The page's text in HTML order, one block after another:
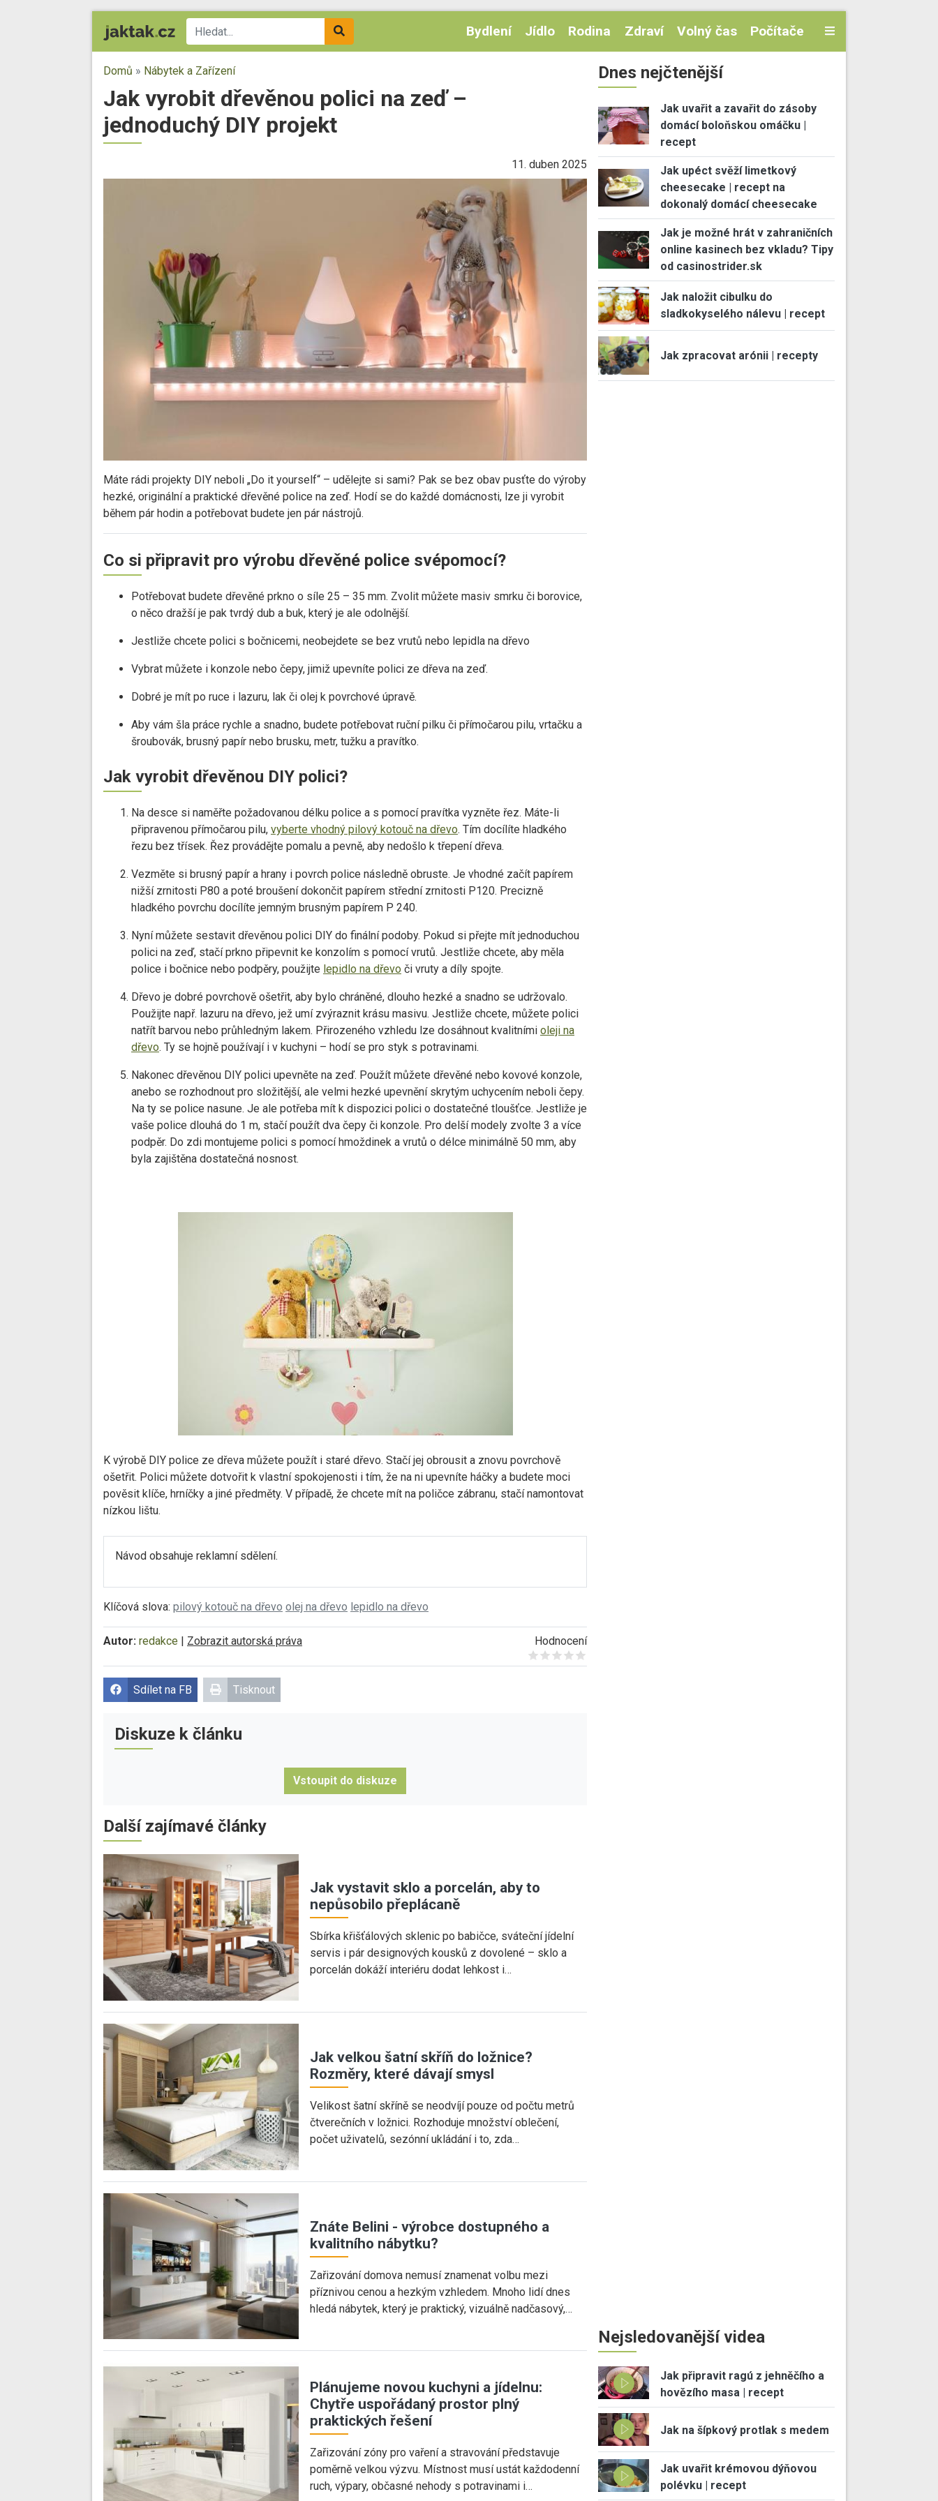
Bydlení Jídlo Rodina Zdraví Volný čas Počítače
Domů » Nábytek a Zařízení
Jak vyrobit dřevěnou polici na zeď –
jednoduchý DIY projekt
11. duben 2025
Máte rádi projekty DIY neboli „Do it yourself“ – udělejte si sami? Pak se bez obav pusťte do výroby
hezké, originální a praktické dřevěné police na zeď. Hodí se do každé domácnosti, lze ji vyrobit
během pár hodin a potřebovat budete jen pár nástrojů.
Co si připravit pro výrobu dřevěné police svépomocí?
Potřebovat budete dřevěné prkno o síle 25 – 35 mm. Zvolit můžete masiv smrku či borovice,
o něco dražší je pak tvrdý dub a buk, který je ale odolnější.
Jestliže chcete polici s bočnicemi, neobejdete se bez vrutů nebo lepidla na dřevo
Vybrat můžete i konzole nebo čepy, jimiž upevníte polici ze dřeva na zeď.
Dobré je mít po ruce i lazuru, lak či olej k povrchové úpravě.
Aby vám šla práce rychle a snadno, budete potřebovat ruční pilku či přímočarou pilu, vrtačku a
šroubovák, brusný papír nebo brusku, metr, tužku a pravítko.
Jak vyrobit dřevěnou DIY polici?
Na desce si naměřte požadovanou délku police a s pomocí pravítka vyzněte řez. Máte-li
připravenou přímočarou pilu, vyberte vhodný pilový kotouč na dřevo. Tím docílíte hladkého
řezu bez třísek. Řez provádějte pomalu a pevně, aby nedošlo k třepení dřeva.
Vezměte si brusný papír a hrany i povrch police následně obruste. Je vhodné začít papírem
nižší zrnitosti P80 a poté broušení dokončit papírem střední zrnitosti P120. Precizně
hladkého povrchu docílíte jemným brusným papírem P 240.
Nyní můžete sestavit dřevěnou polici DIY do finální podoby. Pokud si přejte mít jednoduchou
polici na zeď, stačí prkno připevnit ke konzolím s pomocí vrutů. Jestliže chcete, aby měla
police i bočnice nebo podpěry, použijte lepidlo na dřevo či vruty a díly spojte.
Dřevo je dobré povrchově ošetřit, aby bylo chráněné, dlouho hezké a snadno se udržovalo.
Použijte např. lazuru na dřevo, jež umí zvýraznit krásu masivu. Jestliže chcete, můžete polici
natřít barvou nebo průhledným lakem. Přirozeného vzhledu lze dosáhnout kvalitními oleji na
dřevo. Ty se hojně používají i v kuchyni – hodí se pro styk s potravinami.
Nakonec dřevěnou DIY polici upevněte na zeď. Použít můžete dřevěné nebo kovové konzole,
anebo se rozhodnout pro složitější, ale velmi hezké upevnění skrytým uchycením neboli čepy.
Na ty se police nasune. Je ale potřeba mít k dispozici polici o dostatečné tloušťce. Jestliže je
vaše police dlouhá do 1 m, stačí použít dva čepy či konzole. Pro delší modely zvolte 3 a více
podpěr. Do zdi montujeme polici s pomocí hmoždinek a vrutů o délce minimálně 50 mm, aby
byla zajištěna dostatečná nosnost.
K výrobě DIY police ze dřeva můžete použít i staré dřevo. Stačí jej obrousit a znovu povrchově
ošetřit. Polici můžete dotvořit k vlastní spokojenosti i tím, že na ni upevníte háčky a budete moci
pověsit klíče, hrníčky a jiné předměty. V případě, že chcete mít na poličce zábranu, stačí namontovat
nízkou lištu.
Návod obsahuje reklamní sdělení.
Klíčová slova: pilový kotouč na dřevo olej na dřevo lepidlo na dřevo
Autor: redakce Zobrazit autorská práva
Hodnocení
Give it 1/5
Give it 2/5
Give it 3/5
Give it 4/5
Give it 5/5
Sdílet na FB Tisknout
Diskuze k článku
Vstoupit do diskuze
Další zajímavé články
Jak vystavit sklo a porcelán, aby to
nepůsobilo přeplácaně
Sbírka křišťálových sklenic po babičce, sváteční jídelní
servis i pár designových kousků z dovolené – sklo a
porcelán dokáží interiéru dodat lehkost i…
Jak velkou šatní skříň do ložnice?
Rozměry, které dávají smysl
Velikost šatní skříně se neodvíjí pouze od počtu metrů
čtverečních v ložnici. Rozhoduje množství oblečení,
počet uživatelů, sezónní ukládání i to, zda…
Znáte Belini - výrobce dostupného a
kvalitního nábytku?
Zařizování domova nemusí znamenat volbu mezi
příznivou cenou a hezkým vzhledem. Mnoho lidí dnes
hledá nábytek, který je praktický, vizuálně nadčasový,…
Plánujeme novou kuchyni a jídelnu:
Chytře uspořádaný prostor plný
praktických řešení
Zařizování zóny pro vaření a stravování představuje
poměrně velkou výzvu. Místnost musí ustát každodenní
ruch, výpary, občasné nehody s potravinami i…
Dnes nejčtenější
Jak uvařit a zavařit do zásoby
domácí boloňskou omáčku |
recept
Jak upéct svěží limetkový
cheesecake | recept na
dokonalý domácí cheesecake
Jak je možné hrát v zahraničních
online kasinech bez vkladu? Tipy
od casinostrider.sk
Jak naložit cibulku do
sladkokyselého nálevu | recept
Jak zpracovat arónii | recepty
Nejsledovanější videa
Jak připravit ragú z jehněčího a
hovězího masa | recept
Jak na šípkový protlak s medem
Jak uvařit krémovou dýňovou
polévku | recept